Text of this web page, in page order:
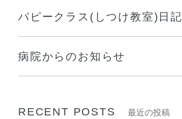
パピークラス(しつけ教室)日記
病院からのお知らせ
RECENT POSTS 最近の投稿